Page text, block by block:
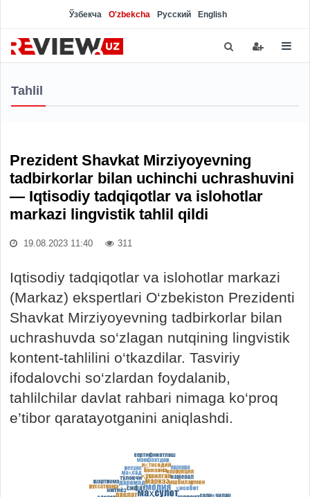
Ўзбекча O'zbekcha Русский English
Tahlil
Prezident Shavkat Mirziyoyevning
tadbirkorlar bilan uchinchi uchrashuvini
— Iqtisodiy tadqiqotlar va islohotlar
markazi lingvistik tahlil qildi
19.08.2023 11:40 311
Iqtisodiy tadqiqotlar va islohotlar markazi
(Markaz) ekspertlari O‘zbekiston Prezidenti
Shavkat Mirziyoyevning tadbirkorlar bilan
uchrashuvda so‘zlagan nutqining lingvistik
kontent-tahlilini o‘tkazdilar. Tasviriy
ifodalovchi so‘zlardan foydalanib,
tahlilchilar davlat rahbari nimaga ko‘proq
e’tibor qaratayotganini aniqlashdi.